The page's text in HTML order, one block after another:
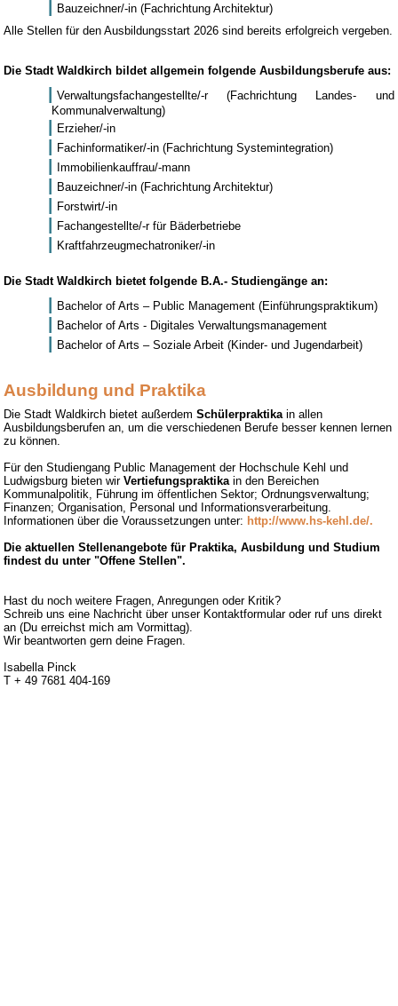
Bauzeichner/-in (Fachrichtung Architektur)
Alle Stellen für den Ausbildungsstart 2026 sind bereits erfolgreich vergeben.
Die Stadt Waldkirch bildet allgemein folgende Ausbildungsberufe aus:
Verwaltungsfachangestellte/-r (Fachrichtung Landes- und
Kommunalverwaltung)
Erzieher/-in
Fachinformatiker/-in (Fachrichtung Systemintegration)
Immobilienkauffrau/-mann
Bauzeichner/-in (Fachrichtung Architektur)
Forstwirt/-in
Fachangestellte/-r für Bäderbetriebe
Kraftfahrzeugmechatroniker/-in
Die Stadt Waldkirch bietet folgende B.A.- Studiengänge an:
Bachelor of Arts – Public Management (Einführungspraktikum)
Bachelor of Arts - Digitales Verwaltungsmanagement
Bachelor of Arts – Soziale Arbeit (Kinder- und Jugendarbeit)
Ausbildung und Praktika
Die Stadt Waldkirch bietet außerdemSchülerpraktika in allen
Ausbildungsberufen an, um die verschiedenen Berufe besser kennen lernen
zu können.
Für den Studiengang Public Management der Hochschule Kehl und
Ludwigsburg bieten wirVertiefungspraktika in den Bereichen
Kommunalpolitik, Führung im öffentlichen Sektor; Ordnungsverwaltung;
Finanzen; Organisation, Personal und Informationsverarbeitung.
Informationen über die Voraussetzungen unter: http://www.hs-kehl.de/.
Die aktuellen Stellenangebote für Praktika, Ausbildung und Studium
findest du unter "Offene Stellen".
Hast du noch weitere Fragen, Anregungen oder Kritik?
Schreib uns eine Nachricht über unser Kontaktformular oder ruf uns direkt
an (Du erreichst mich am Vormittag).
Wir beantworten gern deine Fragen.
Isabella Pinck
T + 49 7681 404-169